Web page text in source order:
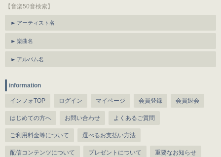
【音楽50音検索】
アーティスト名
楽曲名
アルバム名
information
インフォTOP ログイン マイページ 会員登録 会員退会
はじめての方へ お問い合わせ よくあるご質問
ご利用料金等について 選べるお支払い方法
配信コンテンツについて プレゼントについて 重要なお知らせ